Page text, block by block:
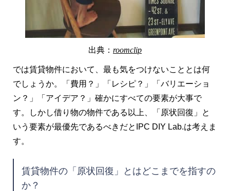
出典： roomclip
では賃貸物件において、最も気をつけないこととは何
でしょうか。「費用？」「レシピ？」「バリエーショ
ン？」「アイデア？」確かにすべての要素が大事で
す。しかし借り物の物件である以上、「原状回復」と
いう要素が最優先であるべきだとIPC DIY Lab.は考えま
す。
賃貸物件の「原状回復」とはどこまでを指すの
か？